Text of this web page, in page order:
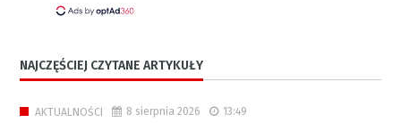
NAJCZĘŚCIEJ CZYTANE ARTYKUŁY
AKTUALNOŚCI 8 sierpnia 2026 13:49